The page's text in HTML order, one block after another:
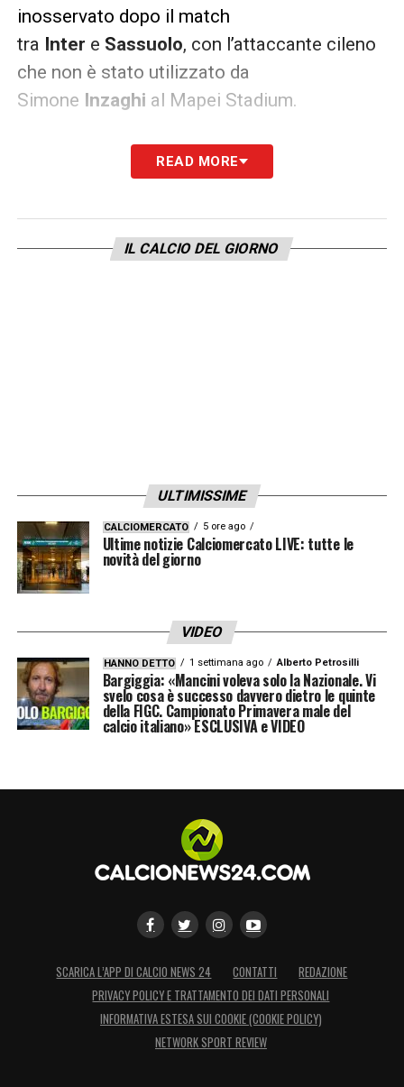
inosservato dopo il match
tra Inter e Sassuolo, con l’attaccante cileno
che non è stato utilizzato da
Simone Inzaghi al Mapei Stadium.
L’avventura del cileno sarebbe agli sgoccioli
e, secondo quanto riportaTuttosport
Liberazione non si opporrebbe ad una sua
READ MORE
IL CALCIO DEL GIORNO
ULTIMISSIME
CALCIOMERCATO 5 ore ago
Ultime notizie Calciomercato LIVE: tutte le
novità del giorno
VIDEO
HANNO DETTO 1 settimana ago Alberto Petrosilli
Bargiggia: «Mancini voleva solo la Nazionale. Vi
svelo cosa è successo davvero dietro le quinte
della FIGC. Campionato Primavera male del
calcio italiano» ESCLUSIVA e VIDEO
SCARICA L’APP DI CALCIO NEWS 24 CONTATTI
REDAZIONE
PRIVACY POLICY E TRATTAMENTO DEI DATI PERSONALI
INFORMATIVA ESTESA SUI COOKIE (COOKIE POLICY)
NETWORK SPORT REVIEW